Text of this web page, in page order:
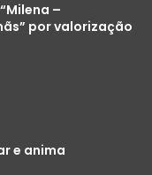
–
por valorização
e anima